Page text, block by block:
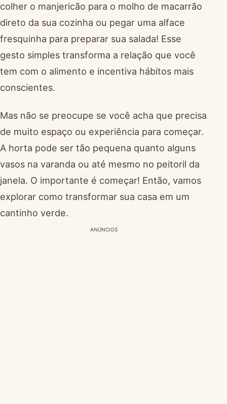
colher o manjericão para o molho de macarrão
direto da sua cozinha ou pegar uma alface
fresquinha para preparar sua salada! Esse
gesto simples transforma a relação que você
tem com o alimento e incentiva hábitos mais
conscientes.
Mas não se preocupe se você acha que precisa
de muito espaço ou experiência para começar.
A horta pode ser tão pequena quanto alguns
vasos na varanda ou até mesmo no peitoril da
janela. O importante é começar! Então, vamos
explorar como transformar sua casa em um
cantinho verde.
ANÚNCIOS